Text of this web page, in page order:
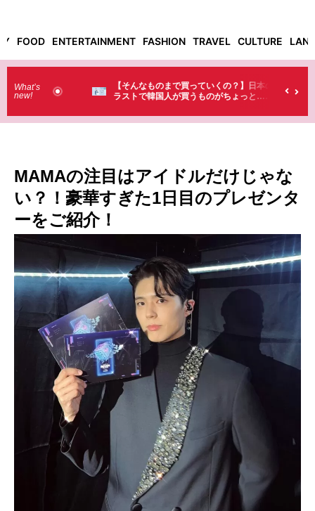
FOOD ENTERTAINMENT FASHION TRAVEL CULTURE
What’s
new!
！】お土
（笑）
【そんなものまで買っていくの？】日本のド
ラストで韓国人が買うものがちょっと…
MAMAの注目はアイドルだけじゃな
い？！豪華すぎた1日目のプレゼンタ
ーをご紹介！